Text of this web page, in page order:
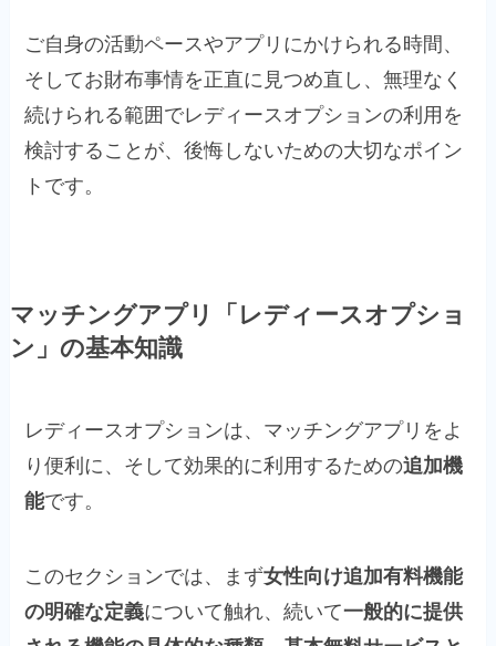
ご自身の活動ペースやアプリにかけられる時間、
そしてお財布事情を正直に見つめ直し、無理なく
続けられる範囲でレディースオプションの利用を
検討することが、後悔しないための大切なポイン
トです。
マッチングアプリ「レディースオプショ
ン」の基本知識
レディースオプションは、マッチングアプリをよ
り便利に、そして効果的に利用するための追加機
能です。
このセクションでは、まず女性向け追加有料機能
の明確な定義について触れ、続いて一般的に提供